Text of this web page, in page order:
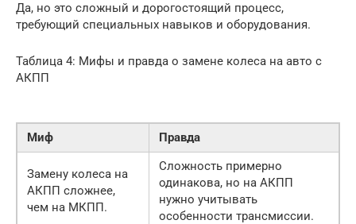
Да, но это сложный и дорогостоящий процесс,
требующий специальных навыков и оборудования.
Таблица 4: Мифы и правда о замене колеса на авто с
АКПП
Миф Правда
Замену колеса на
АКПП сложнее,
чем на МКПП.
Сложность примерно
одинакова, но на АКПП
нужно учитывать
особенности трансмиссии.